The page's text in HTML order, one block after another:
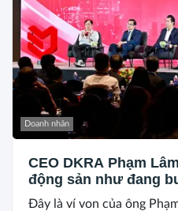
Doanh nhân
CEO DKRA Phạm
động sản như đang
Đây là ví von của ông